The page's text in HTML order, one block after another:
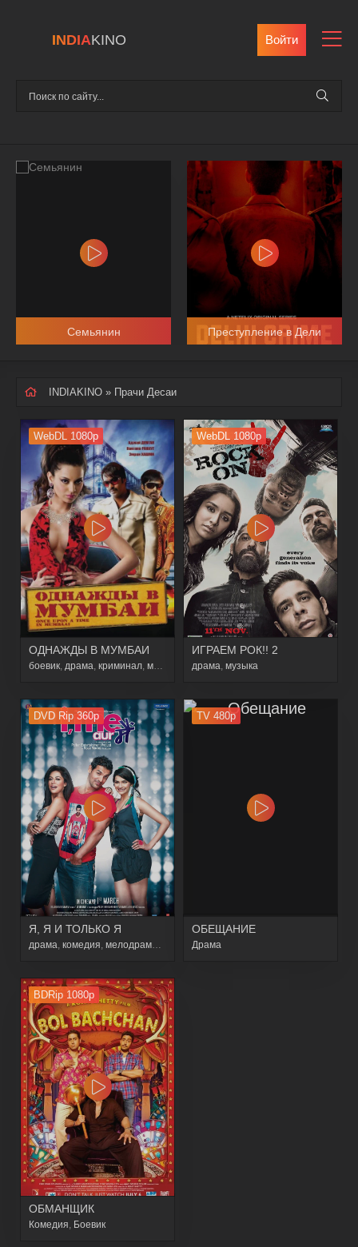
INDIAKINO Войти
Семьянин Преступление в Дели
INDIAKINO » Прачи Десаи
WebDL 1080p
ОДНАЖДЫ В МУМБАИ
боевик драма криминал мелодрама
WebDL 1080p
ИГРАЕМ РОК!! 2
драма музыка
DVD Rip 360p
Я, Я И ТОЛЬКО Я
драма, комедия, мелодрама , мюзикл
TV 480p
ОБЕЩАНИЕ
Драма
BDRip 1080p
ОБМАНЩИК
Комедия Боевик